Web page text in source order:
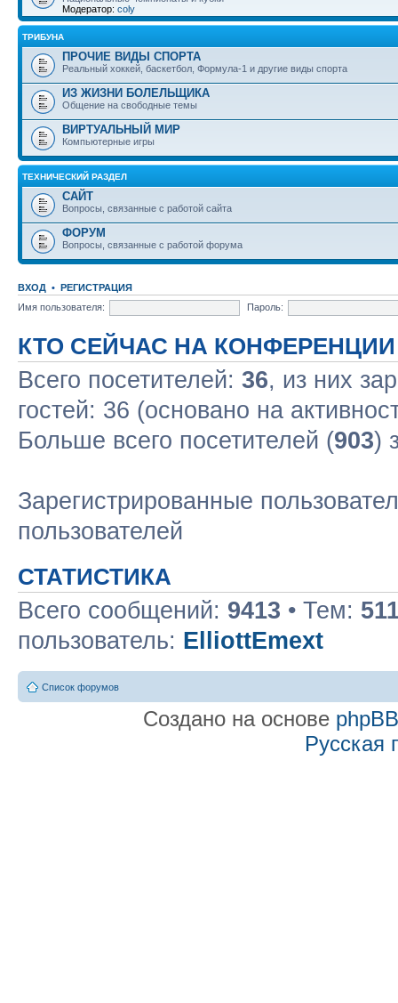
Модератор: coly
ТРИБУНА
ПРОЧИЕ ВИДЫ СПОРТА
Реальный хоккей, баскетбол, Формула-1 и другие виды спорта
ИЗ ЖИЗНИ БОЛЕЛЬЩИКА
Общение на свободные темы
ВИРТУАЛЬНЫЙ МИР
Компьютерные игры
ТЕХНИЧЕСКИЙ РАЗДЕЛ
САЙТ
Вопросы, связанные с работой сайта
ФОРУМ
Вопросы, связанные с работой форума
ВХОД • РЕГИСТРАЦИЯ
Имя пользователя:
Пароль:
КТО СЕЙЧАС НА КОНФЕРЕНЦИИ
Всего посетителей: 36, из них
гостей: 36 (основано на
Больше всего посетителей (903)
Зарегистрированные
пользователей
СТАТИСТИКА
Всего сообщений: 9413 • Тем:
пользователь: ElliottEmext
Список форумов
Создано на основе phpBB
Русская